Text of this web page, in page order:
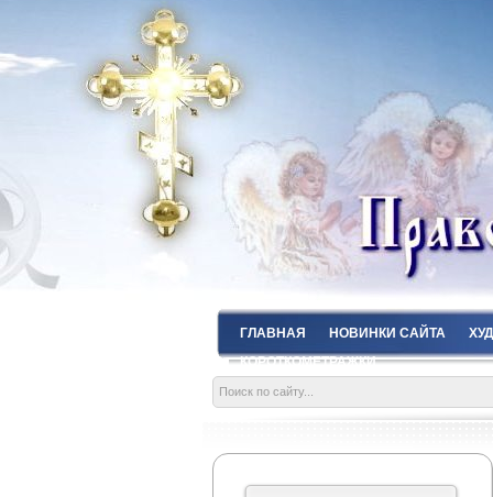
ГЛАВНАЯ НОВИНКИ САЙТА
КОРОТКОМЕТРАЖКИ